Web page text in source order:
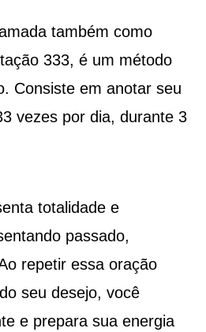
também como
333, é um método
Consiste em anotar seu
vezes por dia, durante 3
totalidade e
passado,
repetir essa oração
seu desejo, você
e prepara sua energia